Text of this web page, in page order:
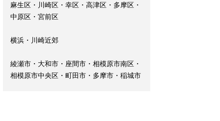
麻生区・川崎区・幸区・高津区・多摩区・
中原区・宮前区
横浜・川崎近郊
綾瀬市・大和市・座間市・相模原市南区・
相模原市中央区・町田市・多摩市・稲城市